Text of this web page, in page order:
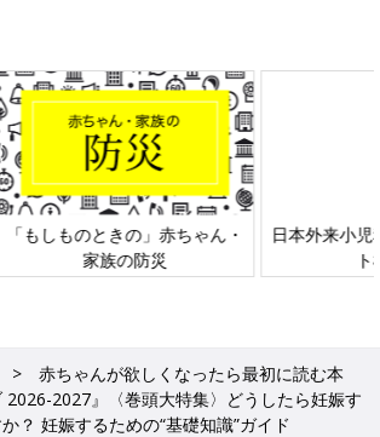
リーフレッ
六星占術 細木かおりさんの人生
赤ちゃんが欲しくなったら最初に読む本
2026-2027』〈巻頭大特集〉どうしたら妊娠す
？ 妊娠するための“基礎知識”ガイド